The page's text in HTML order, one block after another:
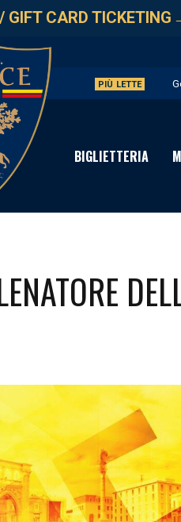
/ GIFT CARD TICKETING
PIÙ LETTE
BIGLIETTERIA